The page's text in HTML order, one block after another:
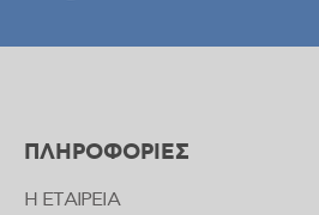
ΠΛΗΡΟΦΟΡΙΕΣ
Η ΕΤΑΙΡΕΙΑ